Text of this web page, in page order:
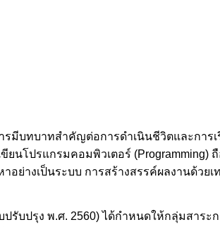
รมีบทบาทสำคัญต่อการดำเนินชีวิตและกา
ยนโปรแกรมคอมพิวเตอร์ (Programming)
ย่างเป็นระบบ การสร้างสรรค์ผลงานด้วย
บปรุง พ.ศ. 2560) ได้กำหนดให้กลุ่มสาระก